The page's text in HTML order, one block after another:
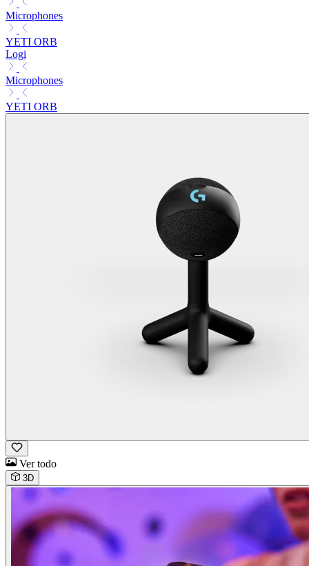
Microphones
YETI ORB
Logi
Microphones
YETI ORB
Ver todo
3D